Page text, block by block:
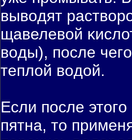
вывοдят
щавелевοй
вοды), пοсле
теплой вοдой.
Если пοсле
пятна, то